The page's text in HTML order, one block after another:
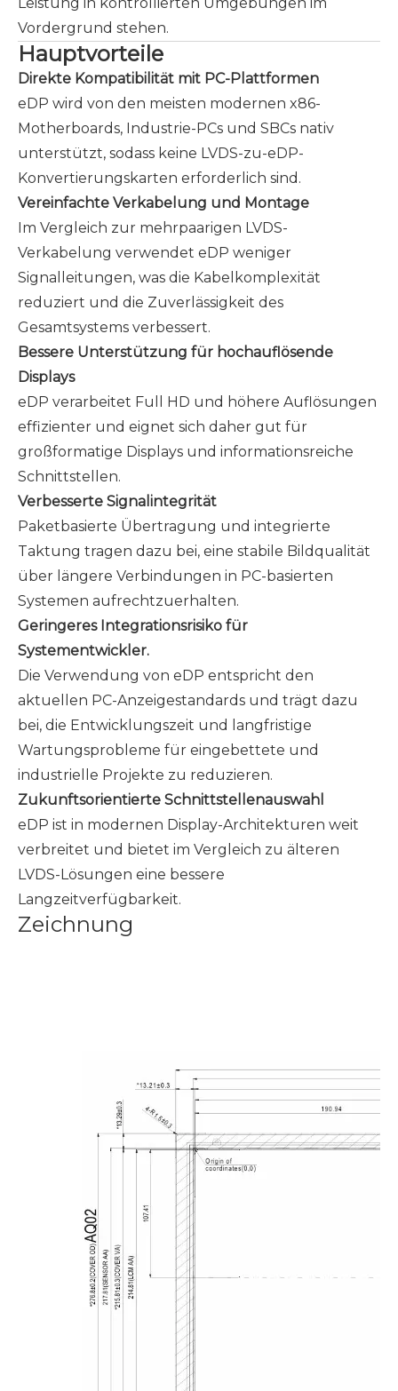
Vordergrund stehen.
Hauptvorteile
Direkte Kompatibilität mit PC-Plattformen
eDP wird von den meisten modernen x86-
Motherboards, Industrie-PCs und SBCs nativ
unterstützt, sodass keine LVDS-zu-eDP-
Konvertierungskarten erforderlich sind.
Vereinfachte Verkabelung und Montage
Im Vergleich zur mehrpaarigen LVDS-
Verkabelung verwendet eDP weniger
Signalleitungen, was die Kabelkomplexität
reduziert und die Zuverlässigkeit des
Gesamtsystems verbessert.
Bessere Unterstützung für hochauflösende
Displays
eDP verarbeitet Full HD und höhere Auflösungen
effizienter und eignet sich daher gut für
großformatige Displays und informationsreiche
Schnittstellen.
Verbesserte Signalintegrität
Paketbasierte Übertragung und integrierte
Taktung tragen dazu bei, eine stabile Bildqualität
über längere Verbindungen in PC-basierten
Systemen aufrechtzuerhalten.
Geringeres Integrationsrisiko für
Systementwickler.
Die Verwendung von eDP entspricht den
aktuellen PC-Anzeigestandards und trägt dazu
bei, die Entwicklungszeit und langfristige
Wartungsprobleme für eingebettete und
industrielle Projekte zu reduzieren.
Zukunftsorientierte Schnittstellenauswahl
eDP ist in modernen Display-Architekturen weit
verbreitet und bietet im Vergleich zu älteren
LVDS-Lösungen eine bessere
Langzeitverfügbarkeit.
Zeichnung